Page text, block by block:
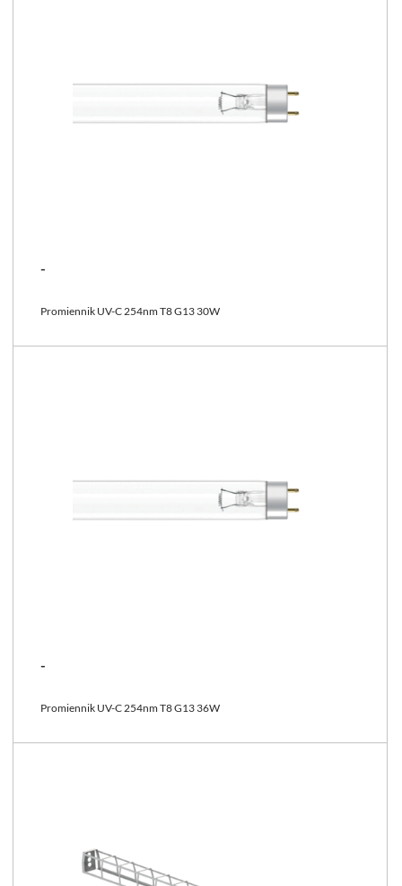
-
Promiennik UV-C 254nm T8 G13 30W
-
Promiennik UV-C 254nm T8 G13 36W